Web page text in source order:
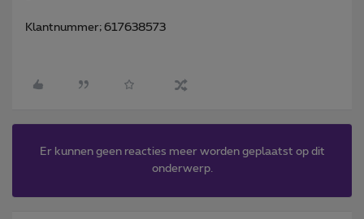
Klantnummer; 617638573
Er kunnen geen reacties meer worden geplaatst op dit
onderwerp.